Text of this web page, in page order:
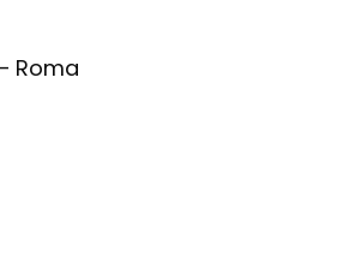
Roma